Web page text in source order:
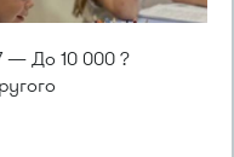
— До 10 000 ?